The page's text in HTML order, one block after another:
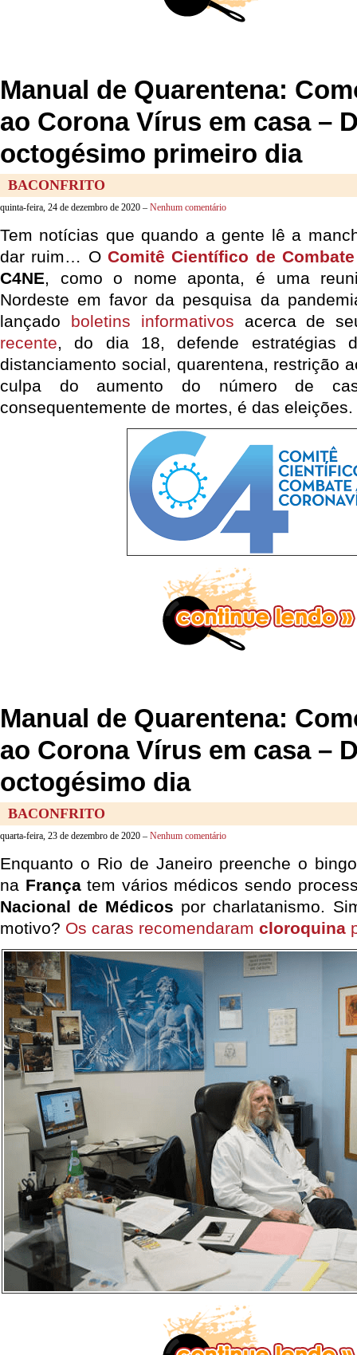
Manual de Quarentena:
ao Corona Vírus em casa –
octogésimo primeiro dia
BACONFRITO
quinta-feira, 24 de dezembro de 2020 – Nenhum comentário
Tem notícias que quando a gente lê a
dar ruim… O Comitê Científico de
C4NE, como o nome aponta, é uma
Nordeste em favor da pesquisa da
lançado boletins informativos acerca de
recente, do dia 18, defende estratégias
distanciamento social, quarentena, restrição
culpa do aumento do número de
consequentemente de mortes, é das eleições.
Manual de Quarentena:
ao Corona Vírus em casa –
octogésimo dia
BACONFRITO
quarta-feira, 23 de dezembro de 2020 – Nenhum comentário
Enquanto o Rio de Janeiro preenche o
na Françatem vários médicos sendo
Nacional de Médicos por charlatanismo.
motivo? Os caras recomendaram cloroquina